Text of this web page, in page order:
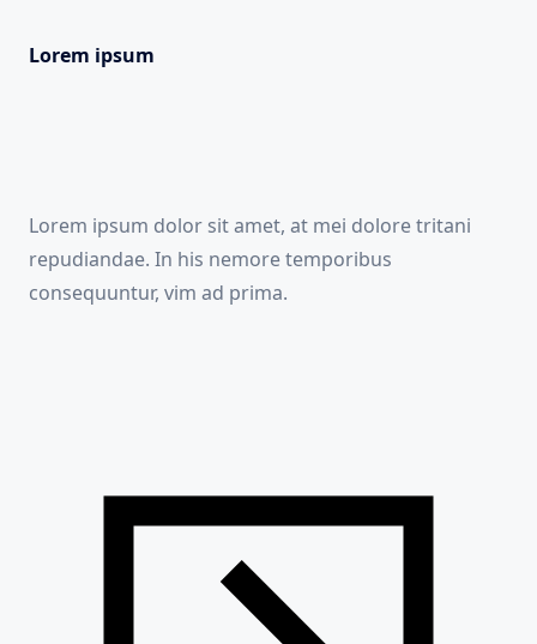
Lorem ipsum
Lorem ipsum dolor sit amet, at mei dolore tritani
repudiandae. In his nemore temporibus
consequuntur, vim ad prima.